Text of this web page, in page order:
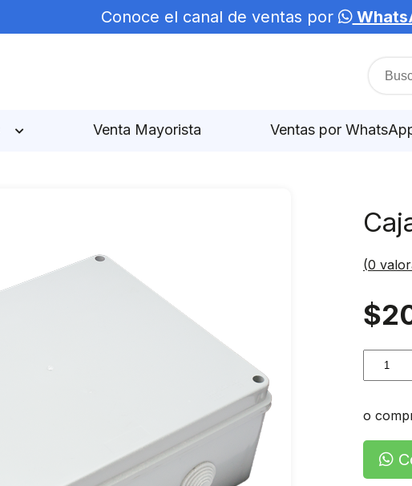
Conoce el canal de ventas por
Venta Mayorista Ventas por
(0
$
Caja
o